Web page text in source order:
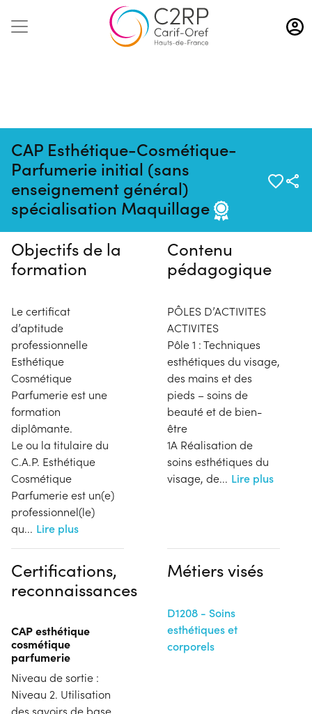
Aller
au
contenu
CAP Esthétique-Cosmétique-
Parfumerie initial (sans
enseignement général)
spécialisation Maquillage
Pas de session programmée en
ce moment
Objectifs de la
formation
Le certificat
d’aptitude
professionnelle
Esthétique
Cosmétique
Parfumerie est une
formation
diplômante.
Le ou la titulaire du
C.A.P. Esthétique
Cosmétique
Parfumerie est un(e)
professionnel(le)
qu... Lire plus
Contenu
pédagogique
PÔLES D’ACTIVITES
ACTIVITES
Pôle 1 : Techniques
esthétiques du visage,
des mains et des
pieds – soins de
beauté et de bien-
être
1A Réalisation de
soins esthétiques du
visage, de... Lire plus
Certifications,
reconnaissances
CAP esthétique
cosmétique
parfumerie
Niveau de sortie :
Niveau 2. Utilisation
des savoirs de base
Métiers visés
D1208 - Soins
esthétiques et
corporels